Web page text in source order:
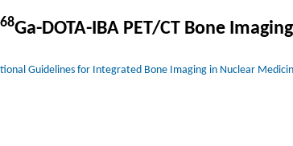
68Ga-DOTA-IBA PET/CT Bone
Guidelines for Integrated Bone Imaging in Nuclear